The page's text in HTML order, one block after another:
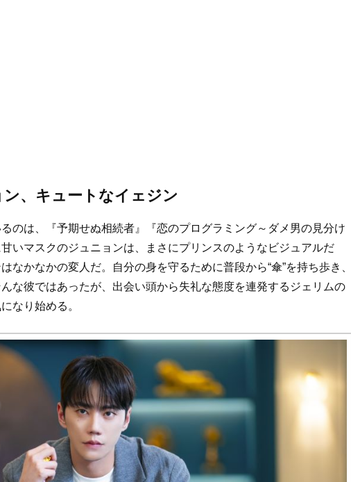
、キュートなイェジン
のは、『予期せぬ相続者』『恋のプログラミング～ダメ男の見分け
いマスクのジュニョンは、まさにプリンスのようなビジュアルだ
なかなかの変人だ。自分の身を守るために普段から“傘”を持ち歩き、
な彼ではあったが、出会い頭から失礼な態度を連発するジェリムの
なり始める。